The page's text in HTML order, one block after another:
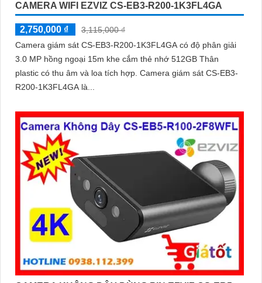
CAMERA WIFI EZVIZ CS-EB3-R200-1K3FL4GA
2,750,000 ₫
3,115,000 ₫
Camera giám sát CS-EB3-R200-1K3FL4GA có độ phân giải
3.0 MP hồng ngoại 15m khe cắm thẻ nhớ 512GB Thân
plastic có thu âm và loa tích hợp. Camera giám sát CS-EB3-
R200-1K3FL4GA là...